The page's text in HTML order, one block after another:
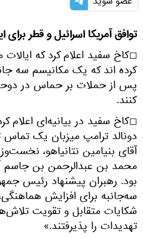
توافق آمریکا اسرائیل و قطر
◻کاخ سفید اعلام کرد که
کرده اند که یک مکانیسم سه
پس از حملات بر حماس در
کنند.
◻کاخ سفید در بیانیه‌ای اعلام
دونالد ترامپ میزبان یک
آقای بنیامین نتانیاهو،
محمد بن عبدالرحمن بن جاسم
بود. رهبران پیشنهاد رئیس
سه‌جانبه برای افزایش
شکایات متقابل و تقویت
تهدیدات را پذیرفتند.»